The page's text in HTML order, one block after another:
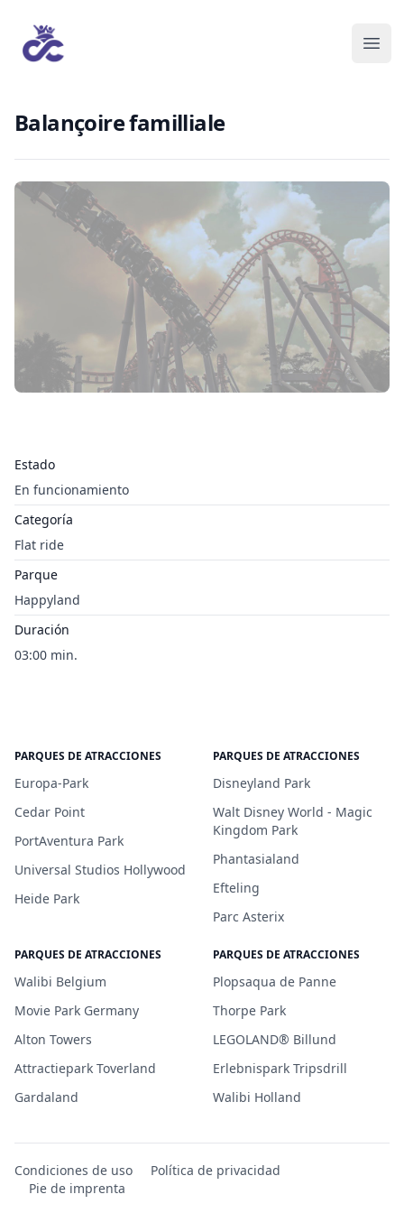
Balançoire familliale
Estado
En funcionamiento
Categoría
Flat ride
Parque
Happyland
Duración
03:00 min.
PARQUES DE ATRACCIONES
Europa-Park
Cedar Point
PortAventura Park
Universal Studios Hollywood
Heide Park
PARQUES DE ATRACCIONES
Disneyland Park
Walt Disney World - Magic
Kingdom Park
Phantasialand
Efteling
Parc Asterix
PARQUES DE ATRACCIONES
Walibi Belgium
Movie Park Germany
Alton Towers
Attractiepark Toverland
Gardaland
PARQUES DE ATRACCIONES
Plopsaqua de Panne
Thorpe Park
LEGOLAND® Billund
Erlebnispark Tripsdrill
Walibi Holland
Condiciones de uso
Política de privacidad
Pie de imprenta